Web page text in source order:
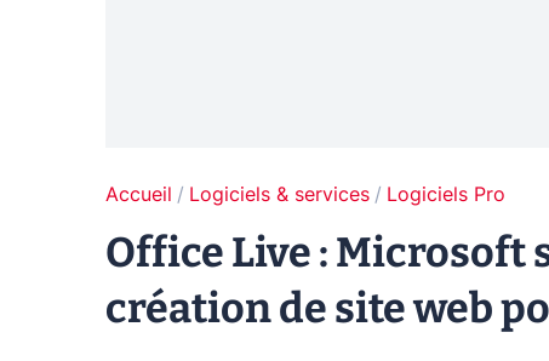
Accueil Logiciels & services Logiciels Pro
Office Live :
création de site web